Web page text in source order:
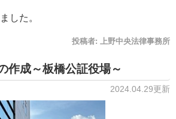
した。
投稿者: 上野中央法律事務所
作成～板橋公証役場～
2024.04.29更新